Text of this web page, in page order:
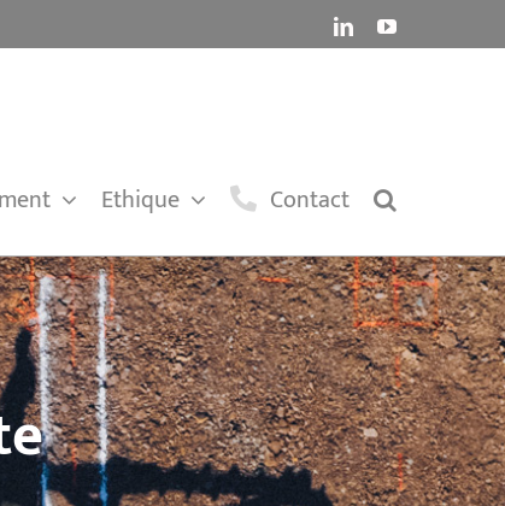
LinkedInYouTube
Ethique Contact